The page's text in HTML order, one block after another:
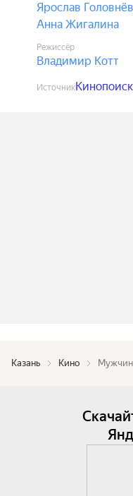
Ярослав Головнёв
Анна Жигалина
Режиссёр
Владимир Котт
ИсточникКинопоиск
Казань Кино